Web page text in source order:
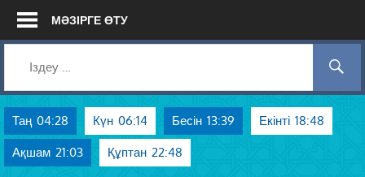
Skip
МӘЗІРГЕ ӨТУ
Таң 04:28 Күн 06:14 Бесін 13:39 Екінті 18:48
Ақшам 21:03 Құптан 22:48